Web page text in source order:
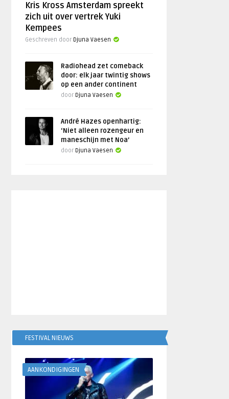
Kris Kross Amsterdam spreekt
zich uit over vertrek Yuki
Kempees
Geschreven door Djuna Vaesen
Radiohead zet comeback
door: elk jaar twintig shows
op een ander continent
door Djuna Vaesen
André Hazes openhartig:
‘Niet alleen rozengeur en
maneschijn met Noa’
door Djuna Vaesen
FESTIVAL NIEUWS
AANKONDIGINGEN